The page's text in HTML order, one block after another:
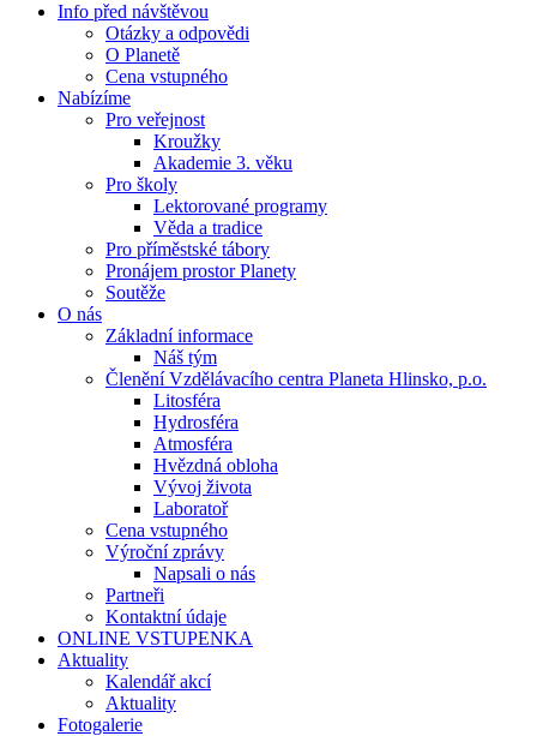
Info před návštěvou
Otázky a odpovědi
O Planetě
Cena vstupného
Nabízíme
Pro veřejnost
Kroužky
Akademie 3. věku
Pro školy
Lektorované programy
Věda a tradice
Pro příměstské tábory
Pronájem prostor Planety
Soutěže
O nás
Základní informace
Náš tým
Členění Vzdělávacího centra Planeta Hlinsko, p.o.
Litosféra
Hydrosféra
Atmosféra
Hvězdná obloha
Vývoj života
Laboratoř
Cena vstupného
Výroční zprávy
Napsali o nás
Partneři
Kontaktní údaje
ONLINE VSTUPENKA
Aktuality
Kalendář akcí
Aktuality
Fotogalerie